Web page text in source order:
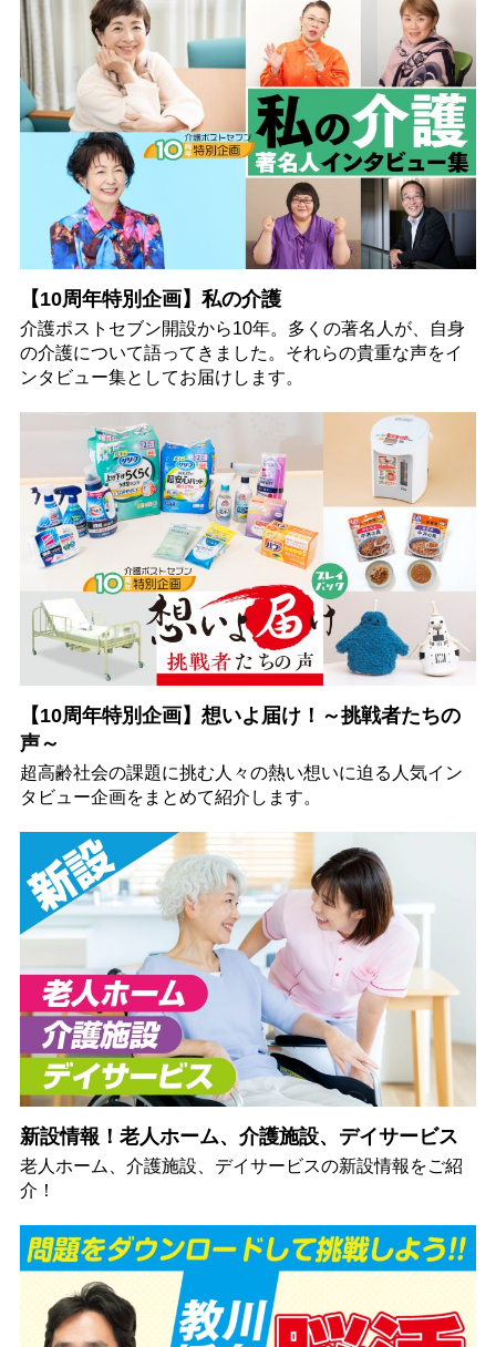
【10周年特別企画】私の介護
介護ポストセブン開設から10年。多くの著名人が、自身
の介護について語ってきました。それらの貴重な声をイ
ンタビュー集としてお届けします。
【10周年特別企画】想いよ届け！～挑戦者たちの
声～
超高齢社会の課題に挑む人々の熱い想いに迫る人気イン
タビュー企画をまとめて紹介します。
新設情報！老人ホーム、介護施設、デイサービス
老人ホーム、介護施設、デイサービスの新設情報をご紹
介！